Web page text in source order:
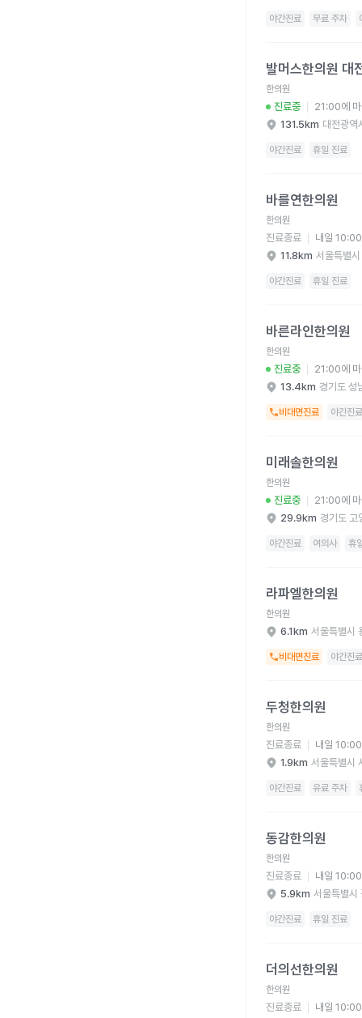
야간진료 무료 주차
발머스한의원 대
한의원
진료중
21:00에
131.5km 대전광역
야간진료 휴일 진료
바를연한의원
한의원
진료종료
내일
11.8km 서울특별
야간진료 휴일 진료
바른라인한의원
한의원
진료중
21:00에
13.4km 경기도 성
비대면진료 야간진료
미래솔한의원
한의원
진료중
21:00에
29.9km 경기도 고
야간진료 여의사 휴
라파엘한의원
한의원
6.1km 서울특별시
비대면진료 야간진료
두청한의원
한의원
진료종료
내일
1.9km 서울특별시
야간진료 유료 주차
동감한의원
한의원
진료종료
내일
5.9km 서울특별시
야간진료 휴일 진료
더의선한의원
한의원
진료종료
내일